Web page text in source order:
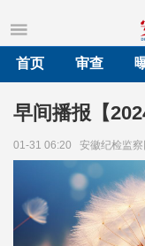
首页
审查
早间播报【
01-31 06:20 安徽纪检监察